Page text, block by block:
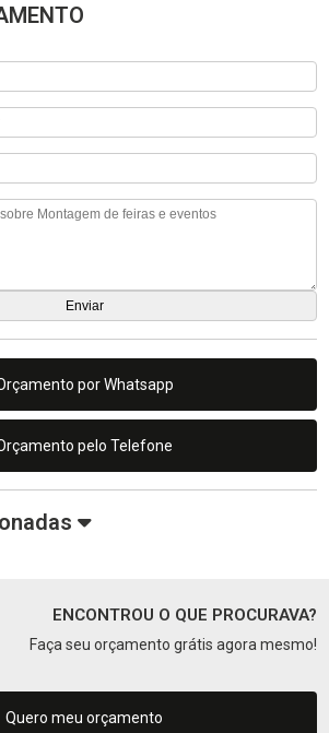
por Whatsapp
pelo Telefone
ENCONTROU O QUE PROCURAVA?
Faça seu orçamento grátis agora mesmo!
Quero meu orçamento